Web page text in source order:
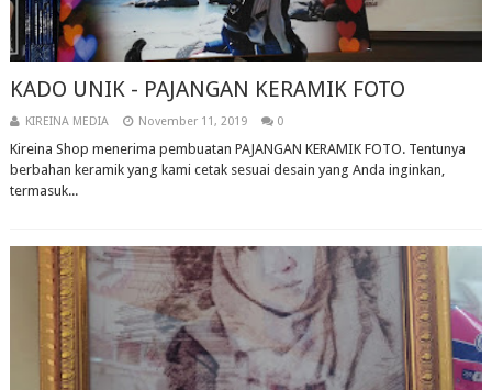
KADO UNIK - PAJANGAN KERAMIK FOTO
KIREINA MEDIA November 11, 2019 0
Kireina Shop menerima pembuatan PAJANGAN KERAMIK FOTO. Tentunya
berbahan keramik yang kami cetak sesuai desain yang Anda inginkan,
termasuk...